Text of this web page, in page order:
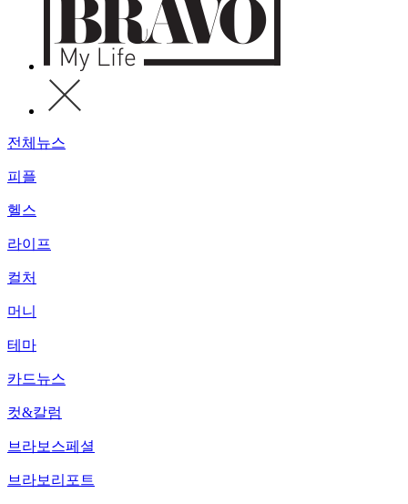
전체뉴스
피플
헬스
라이프
컬처
머니
테마
카드뉴스
컷&칼럼
브라보스페셜
브라보리포트